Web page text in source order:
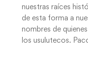
nuestras raíces
de esta forma a
nombres de
los usulutecos.